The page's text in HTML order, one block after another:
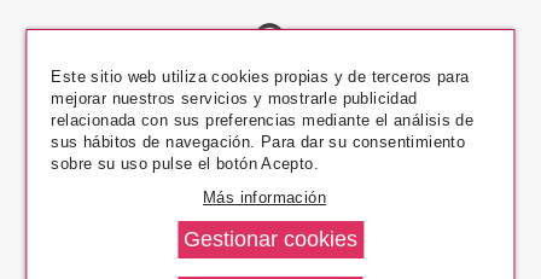
Pago Seguro
14 Días Devolución
Este sitio web utiliza cookies propias y de terceros para
mejorar nuestros servicios y mostrarle publicidad
relacionada con sus preferencias mediante el análisis de
sus hábitos de navegación. Para dar su consentimiento
sobre su uso pulse el botón Acepto.
Más información